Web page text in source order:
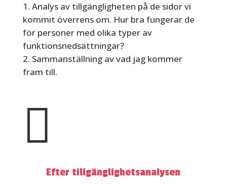
Analys av tillgängligheten på de sidor vi
kommit överrens om. Hur bra fungerar de
för personer med olika typer av
funktionsnedsättningar?
Sammanställning av vad jag kommer
fram till.

Efter tillgänglighetsanalysen